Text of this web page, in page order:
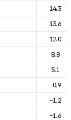
14.3
13.6
12.0
8.8
5.1
-0.9
-1.2
-1.6